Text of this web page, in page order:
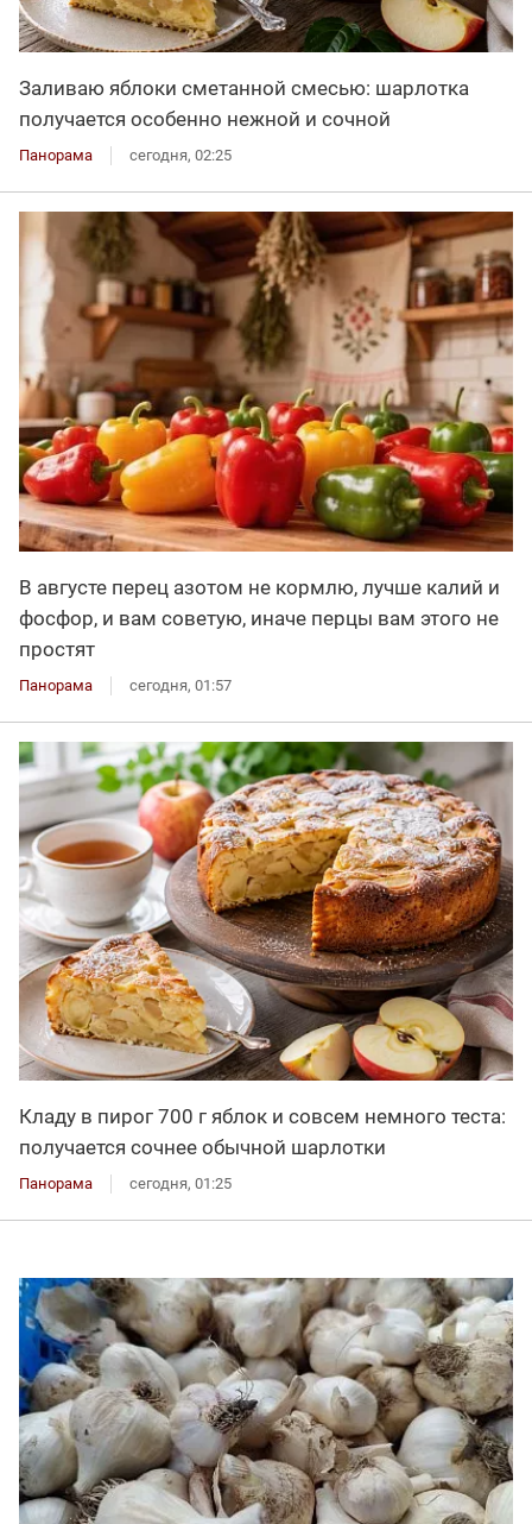
Заливаю яблоки сметанной смесью: шарлотка
получается особенно нежной и сочной
Панорама сегодня, 02:25
В августе перец азотом не кормлю, лучше калий и
фосфор, и вам советую, иначе перцы вам этого не
простят
Панорама сегодня, 01:57
Кладу в пирог 700 г яблок и совсем немного теста:
получается сочнее обычной шарлотки
Панорама сегодня, 01:25